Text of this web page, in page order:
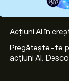
Acțiuni AI în
Pregătește-te
acțiuni AI.